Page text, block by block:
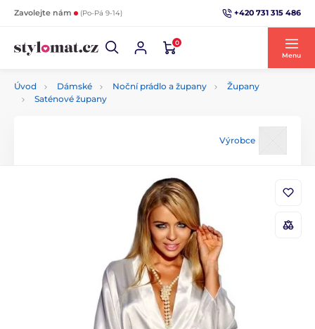
Zavolejte nám (Po-Pá 9-14) +420 731 315 486
0
Menu
Úvod Dámské Noční prádlo a župany
Župany
Saténové župany
Výrobce